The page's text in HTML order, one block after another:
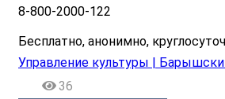
8-800-2000-122
Бесплатно, анонимно,
Управление культуры |
36